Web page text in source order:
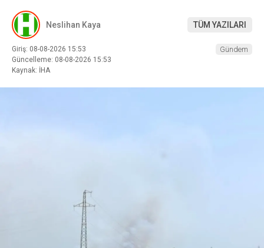
Neslihan Kaya TÜM YAZILARI
Giriş: 08-08-2026 15:53
Güncelleme: 08-08-2026 15:53
Kaynak: İHA
Gündem